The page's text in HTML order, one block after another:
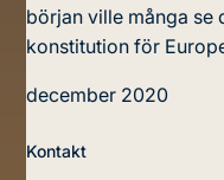
början ville många se
konstitution för
december 2020
Kontakt